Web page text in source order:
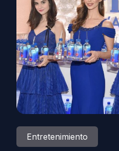
Entretenimiento